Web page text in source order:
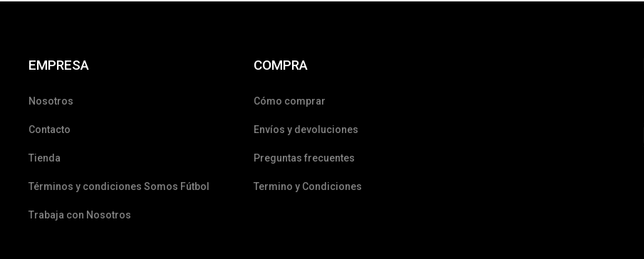
EMPRESA
Nosotros
Contacto
Tienda
Términos y condiciones Somos Fútbol
Trabaja con Nosotros
COMPRA
Cómo comprar
Envíos y devoluciones
Preguntas frecuentes
Termino y Condiciones